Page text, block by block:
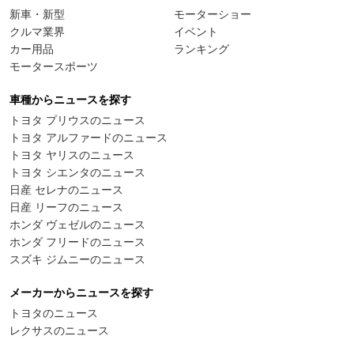
新車・新型
クルマ業界
カー用品
モータースポーツ
モーターショー
イベント
ランキング
車種からニュースを探す
トヨタ プリウスのニュース
トヨタ アルファードのニュース
トヨタ ヤリスのニュース
トヨタ シエンタのニュース
日産 セレナのニュース
日産 リーフのニュース
ホンダ ヴェゼルのニュース
ホンダ フリードのニュース
スズキ ジムニーのニュース
メーカーからニュースを探す
トヨタのニュース
レクサスのニュース